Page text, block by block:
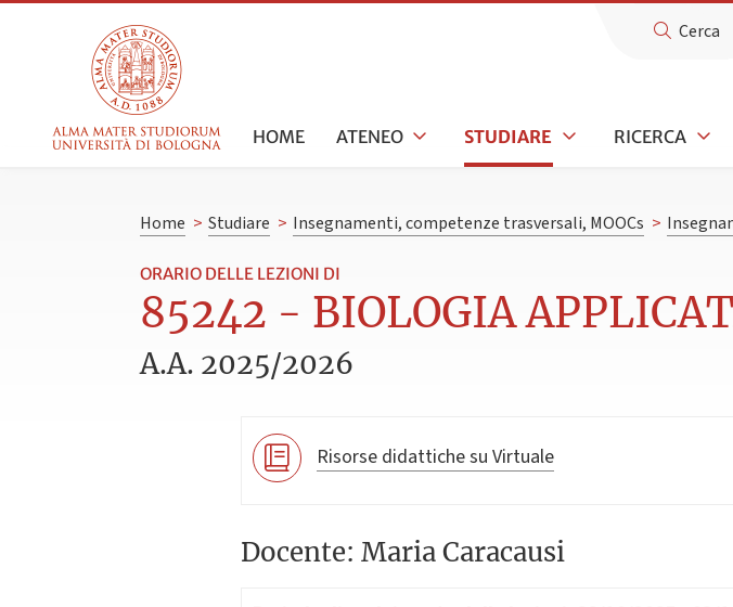
Cerca
HOME ATENEO STUDIARE RICERCA
Home > Studiare > Insegnamenti, competenze trasversali, MOOCs >
ORARIO DELLE LEZIONI DI
85242 - BIOLOGIA
A.A. 2025/2026
Risorse didattiche su Virtuale
Docente: Maria Caracausi